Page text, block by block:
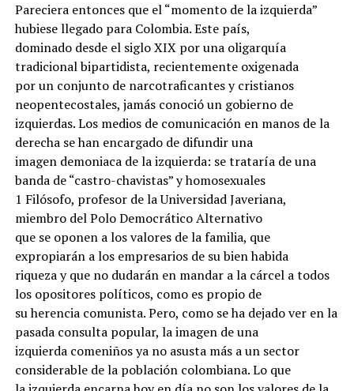
Pareciera entonces que el “momento de la izquierda”
hubiese llegado para Colombia. Este país,
dominado desde el siglo XIX por una oligarquía
tradicional bipartidista, recientemente oxigenada
por un conjunto de narcotraficantes y cristianos
neopentecostales, jamás conoció un gobierno de
izquierdas. Los medios de comunicación en manos de la
derecha se han encargado de difundir una
imagen demoniaca de la izquierda: se trataría de una
banda de “castro-chavistas” y homosexuales
1 Filósofo, profesor de la Universidad Javeriana,
miembro del Polo Democrático Alternativo
que se oponen a los valores de la familia, que
expropiarán a los empresarios de su bien habida
riqueza y que no dudarán en mandar a la cárcel a todos
los opositores políticos, como es propio de
su herencia comunista. Pero, como se ha dejado ver en la
pasada consulta popular, la imagen de una
izquierda comeniños ya no asusta más a un sector
considerable de la población colombiana. Lo que